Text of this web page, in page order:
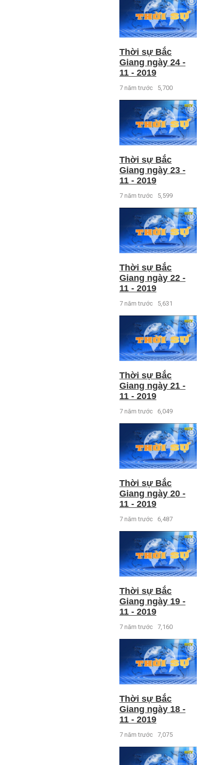
Thời sự Bắc
Giang ngày 24 -
11 - 2019
7 năm trước 5,700
Thời sự Bắc
Giang ngày 23 -
11 - 2019
7 năm trước 5,599
Thời sự Bắc
Giang ngày 22 -
11 - 2019
7 năm trước 5,631
Thời sự Bắc
Giang ngày 21 -
11 - 2019
7 năm trước 6,049
Thời sự Bắc
Giang ngày 20 -
11 - 2019
7 năm trước 6,487
Thời sự Bắc
Giang ngày 19 -
11 - 2019
7 năm trước 7,160
Thời sự Bắc
Giang ngày 18 -
11 - 2019
7 năm trước 7,075